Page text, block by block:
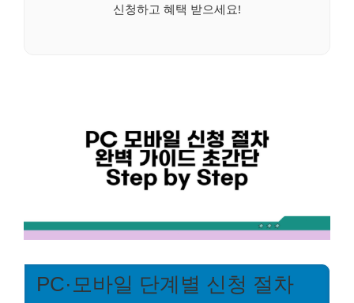
신청하고 혜택 받으세요!
PC·모바일 단계별 신청 절차